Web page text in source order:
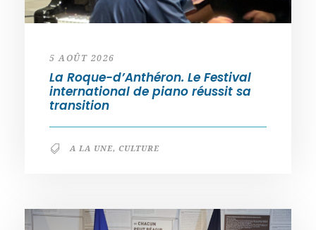
5 AOÛT 2026
La Roque-d’Anthéron. Le Festival
international de piano réussit sa
transition
A LA UNE, CULTURE